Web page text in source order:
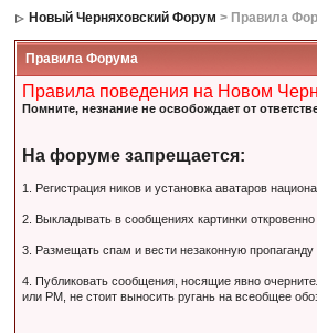
Новый Черняховский Форум > Правила
Правила Форума
Правила поведения на Новом
Помните, незнание не освобождает от
На форуме запрещается:
1. Регистрация ников и установка аватаров
2. Выкладывать в сообщениях картинки
3. Размещать спам и вести незаконную пропаганду
4. Публиковать сообщения, носящие явно
или PM, не стоит выносить ругань на всеобщее